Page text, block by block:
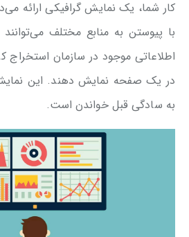
کار شما، یک نمایش گرافیکی ارائه
با پیوستن به منابع مختلف
اطلاعاتی موجود در سازمان استخراج
در یک صفحه نمایش دهند. این
به سادگی قبل خواندن است.